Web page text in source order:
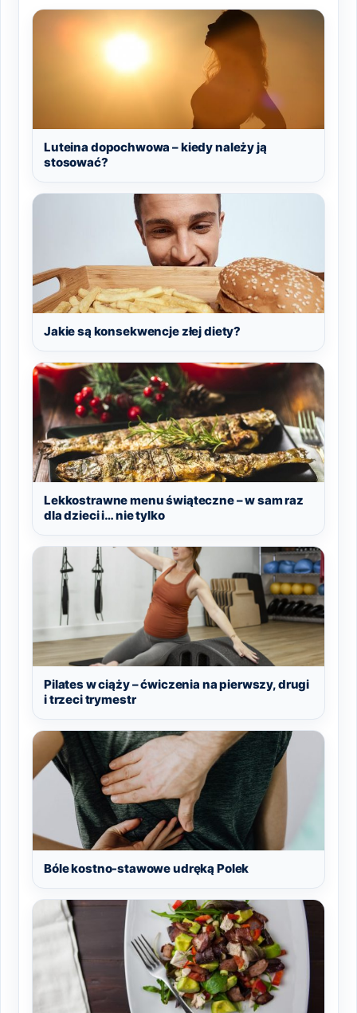
Luteina dopochwowa – kiedy należy ją
stosować?
Jakie są konsekwencje złej diety?
Lekkostrawne menu świąteczne – w sam raz
dla dzieci i… nie tylko
Pilates w ciąży – ćwiczenia na pierwszy, drugi
i trzeci trymestr
Bóle kostno-stawowe udręką Polek